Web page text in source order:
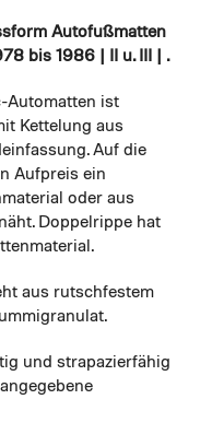
Autofußmatten
bis 1986 | II u. III | .
Automatten ist
Kettelung aus
Auf die
Aufpreis ein
oder aus
Doppelrippe hat
aus rutschfestem
und strapazierfähig